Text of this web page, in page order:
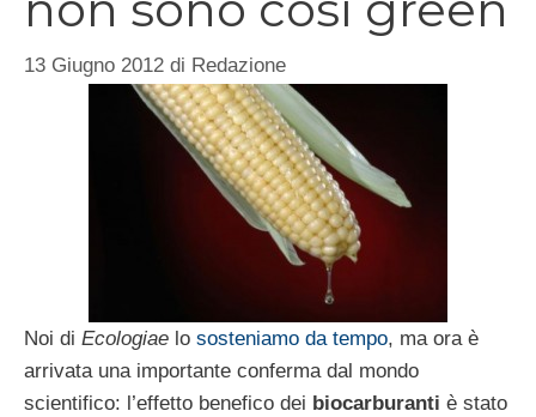
13 Giugno 2012 di Redazione
Noi di Ecologiae lo sosteniamo da tempo, ma ora è
arrivata una importante conferma dal mondo
scientifico: l’effetto benefico dei biocarburanti è stato